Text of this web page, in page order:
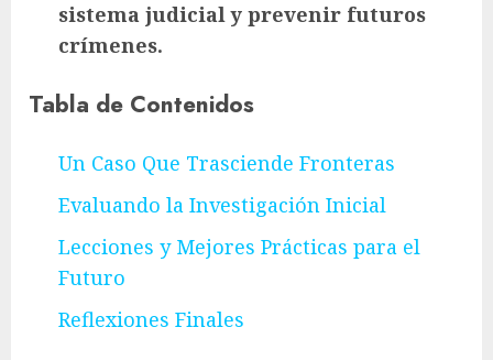
sistema judicial y prevenir futuros
crímenes.
Tabla de Contenidos
Un Caso Que Trasciende Fronteras
Evaluando la Investigación Inicial
Lecciones y Mejores Prácticas para el
Futuro
Reflexiones Finales